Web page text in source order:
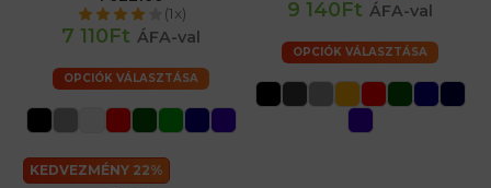
(1x)
7 110Ft ÁFA-val
OPCIÓK VÁLASZTÁSA
9 140Ft ÁFA-val
OPCIÓK VÁLASZTÁSA
KEDVEZMÉNY 22%